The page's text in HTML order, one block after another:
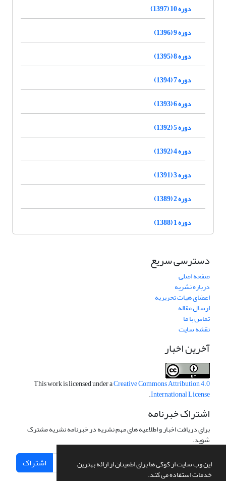
این وب سایت از کوکی ها برای اطمینان از ارائه بهترین
خدمات استفاده می کند.
دوره 10 (1397)
دوره 9 (1396)
دوره 8 (1395)
دوره 7 (1394)
دوره 6 (1393)
دوره 5 (1392)
دوره 4 (1392)
دوره 3 (1391)
دوره 2 (1389)
دوره 1 (1388)
دسترسی سریع
صفحه اصلی
درباره نشریه
اعضای هیات تحریریه
ارسال مقاله
تماس با ما
نقشه سایت
آخرین اخبار
This work is licensed under aCreative Commons Attribution 4.0
International License
.
اشتراک خبرنامه
برای دریافت اخبار و اطلاعیه های مهم نشریه در خبرنامه نشریه مشترک
شوید.
اشتراک